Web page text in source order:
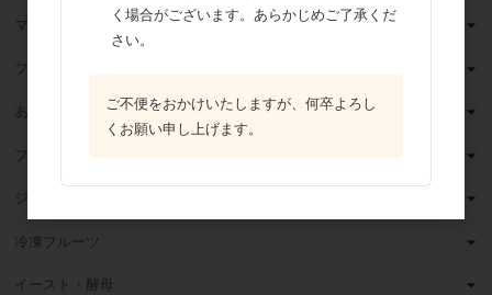
マーガリン
フィリング
あんこ
フルーツ（果物）缶詰
ジャム
冷凍フルーツ
イースト・酵母
く場合がございます。あらかじめご了承くだ
さい。
ご不便をおかけいたしますが、何卒よろし
くお願い申し上げます。